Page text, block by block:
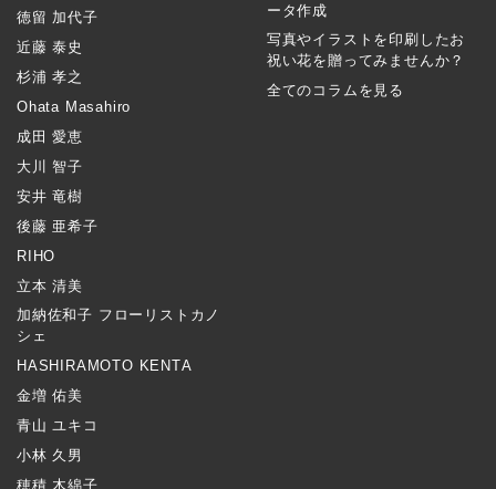
徳留 加代子
近藤 泰史
杉浦 孝之
Ohata Masahiro
成田 愛恵
大川 智子
安井 竜樹
後藤 亜希子
RIHO
立本 清美
加納佐和子 フローリストカノ
シェ
HASHIRAMOTO KENTA
金増 佑美
青山 ユキコ
小林 久男
穂積 木綿子
ータ作成
写真やイラストを印刷したお
祝い花を贈ってみませんか？
全てのコラムを見る